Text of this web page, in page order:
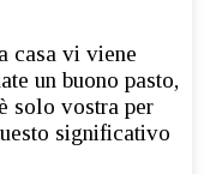
casa vi viene
un buono pasto,
solo vostra per
significativo